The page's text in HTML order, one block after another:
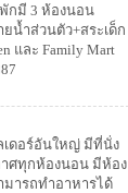
กมี 3 ห้องนอน
น้ำส่วนตัว+สระเด็ก
และ Family Mart
เดอร์อันใหญ่ มีที่นั่ง
าศทุกห้องนอน มีห้อง
มารถทำอาหารได้